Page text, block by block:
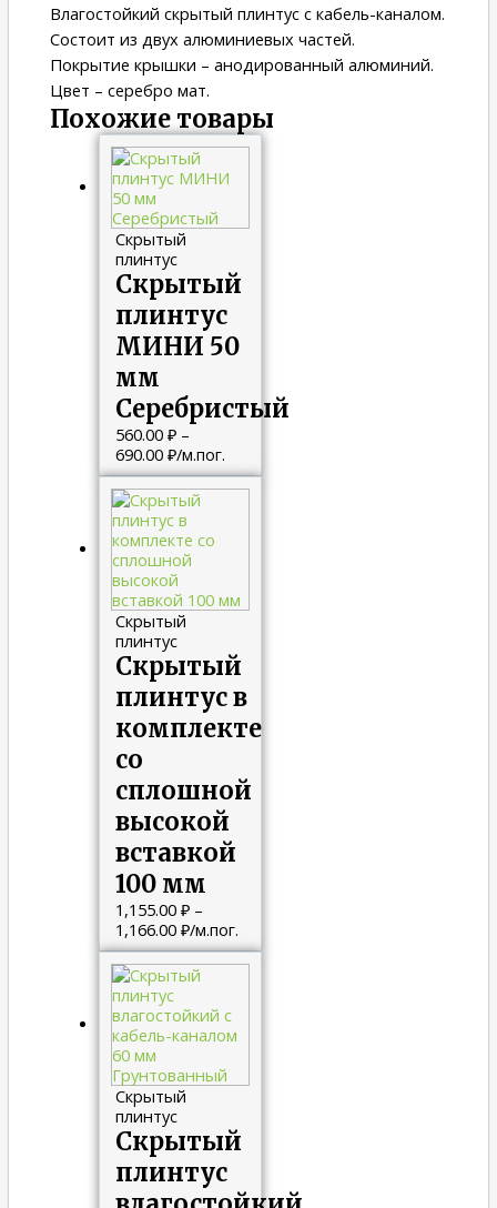
Влагостойкий скрытый плинтус с кабель-каналом.
Состоит из двух алюминиевых частей.
Покрытие крышки – анодированный алюминий.
Цвет – серебро мат.
Похожие товары
Скрытый
плинтус
Скрытый
плинтус
МИНИ 50
мм
Серебристый
560.00₽ –
690.00₽/м.пог.
Скрытый
плинтус
Скрытый
плинтус в
комплекте
со
сплошной
высокой
вставкой
100 мм
1,155.00₽ –
1,166.00₽/м.пог.
Скрытый
плинтус
Скрытый
плинтус